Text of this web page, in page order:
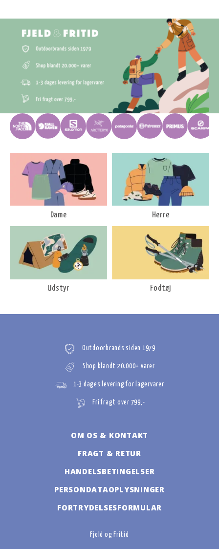
Dame Herre
Udstyr Fodtøj
Outdoorbrands siden 1979
Shop blandt 20.000+ varer
1-3 dages levering for lagervarer
Fri fragt over 799,-
OM OS & KONTAKT
FRAGT & RETUR
HANDELSBETINGELSER
PERSONDATAOPLYSNINGER
FORTRYDELSESFORMULAR
Fjeld og Fritid